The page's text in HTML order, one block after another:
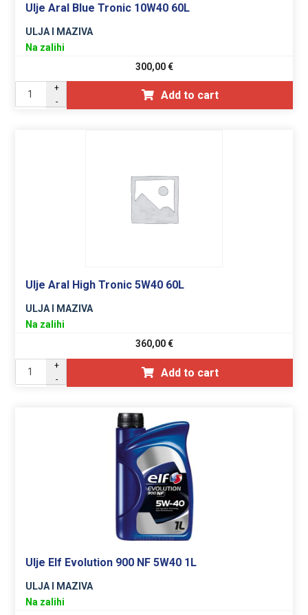
Ulje Aral Blue Tronic 10W40 60L
ULJA I MAZIVA
Na zalihi
300,00€
+
-
Add to cart
Ulje Aral High Tronic 5W40 60L
ULJA I MAZIVA
Na zalihi
360,00€
+
-
Add to cart
Ulje Elf Evolution 900 NF 5W40 1L
ULJA I MAZIVA
Na zalihi